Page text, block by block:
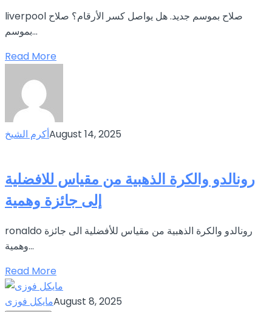
liverpool صلاح بموسم جديد. هل يواصل كسر الأرقام؟ صلاح
بموسم...
Read More
أكرم الشيخAugust 14, 2025
رونالدو والكرة الذهبية من مقياس للافضلية
إلى جائزة وهمية
ronaldo رونالدو والكرة الذهبية من مقياس للأفضلية الى جائزة
وهمية...
Read More
مايكل فوزىAugust 8, 2025